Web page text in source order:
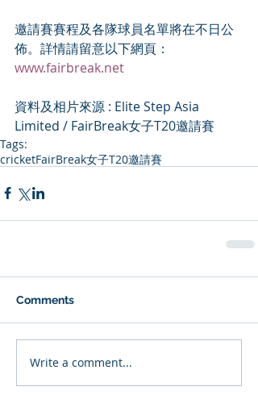
邀請賽賽程及各隊球員名單將在不日公
佈。詳情請留意以下網頁：
www.fairbreak.net
資料及相片來源 : Elite Step Asia
Limited / FairBreak女子T20邀請賽
Tags:
cricketFairBreak女子T20邀請賽
Comments
Write a comment...